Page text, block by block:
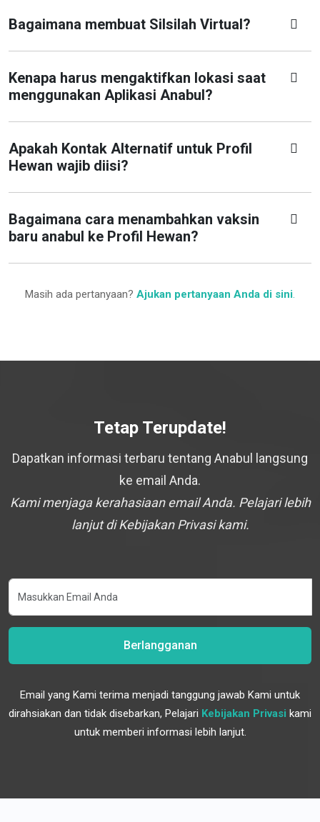
Bagaimana membuat Silsilah Virtual?
Kenapa harus mengaktifkan lokasi saat
menggunakan Aplikasi Anabul?
Apakah Kontak Alternatif untuk Profil
Hewan wajib diisi?
Bagaimana cara menambahkan vaksin
baru anabul ke Profil Hewan?
Masih ada pertanyaan? Ajukan pertanyaan Anda di sini.
Tetap Terupdate!
Dapatkan informasi terbaru tentang Anabul langsung
ke email Anda.
Kami menjaga kerahasiaan email Anda. Pelajari lebih
lanjut di Kebijakan Privasi kami.
Berlangganan
Email yang Kami terima menjadi tanggung jawab Kami untuk
dirahsiakan dan tidak disebarkan, Pelajari Kebijakan Privasi kami
untuk memberi informasi lebih lanjut.